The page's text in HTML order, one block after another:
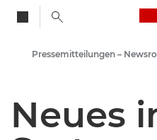
Newsroom
Neues